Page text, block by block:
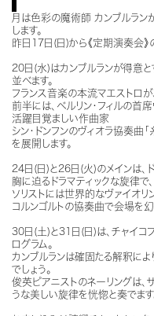
月は色彩の魔術師 カンブルラン
します。
昨日17日(日)から《定期演奏会》
20日(水)はカンブルランが得意
並べます。
フランス音楽の本流マエストロが
前半には、ベルリン・フィルの首
活躍目覚ましい作曲家
シン・ドンフンのヴィオラ協奏曲
を展開します。
24日(日)と26日(火)のメインは、
胸に迫るドラマティックな旋律で
ソリストには世界的なヴァイオリ
コルンゴルトの協奏曲で会場を
30日(土)と31日(日)は、チャイコ
ログラム。
カンブルランは確固たる解釈に
でしょう。
俊英ピアニストのネーリングは
うな美しい旋律を恍惚と奏でます